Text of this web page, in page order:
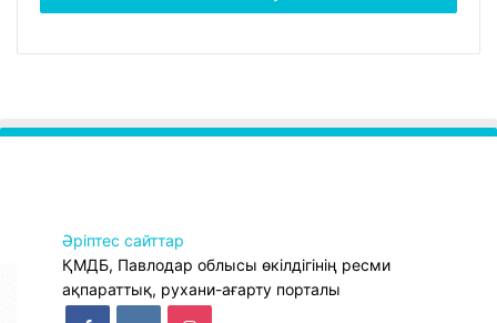
Әріптес сайттар
ҚМДБ, Павлодар облысы өкілдігінің ресми
ақпараттық, рухани-ағарту порталы